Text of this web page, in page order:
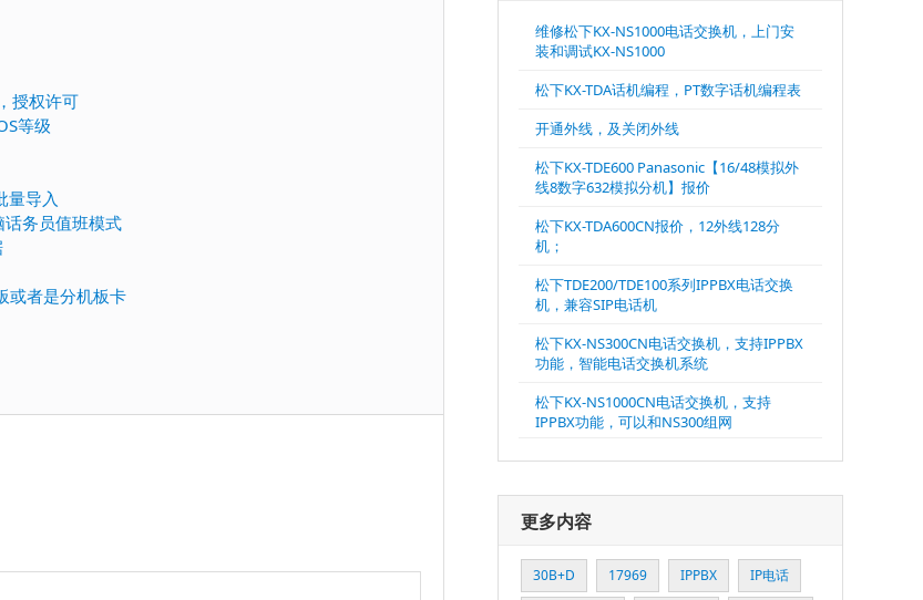
授权许可
等级
量导入
话务员值班模式
或者是分机板卡
维修松下KX-NS1000电话交换机，上门安
装和调试KX-NS1000
松下KX-TDA话机编程，PT数字话机编程表
开通外线，及关闭外线
松下KX-TDE600 Panasonic【16/48模拟外
线8数字632模拟分机】报价
松下KX-TDA600CN报价，12外线128分
机；
松下TDE200/TDE100系列IPPBX电话交换
机，兼容SIP电话机
松下KX-NS300CN电话交换机，支持IPPBX
功能，智能电话交换机系统
松下KX-NS1000CN电话交换机，支持
IPPBX功能，可以和NS300组网
更多内容
30B+D 17969 IPPBX IP电话